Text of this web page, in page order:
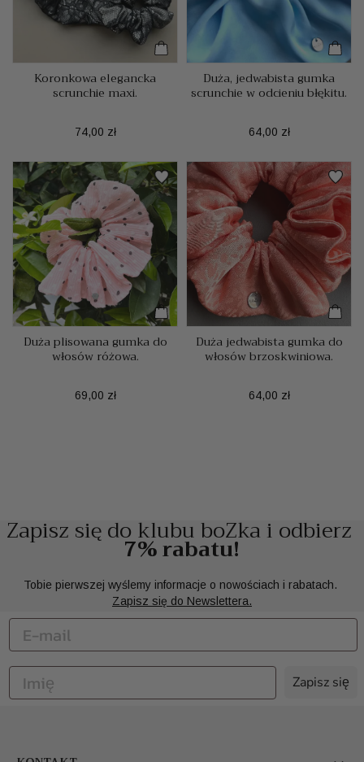
Koronkowa elegancka
scrunchie maxi.
Cena
74,00 zł
Duża, jedwabista gumka
scrunchie w odcieniu błękitu.
Cena
64,00 zł
Duża plisowana gumka do
włosów różowa.
Cena
69,00 zł
Duża jedwabista gumka do
włosów brzoskwiniowa.
Cena
64,00 zł
Zapisz się do klubu boZka i odbierz
7% rabatu!
Tobie pierwszej wyślemy informacje o nowościach i rabatach.
Zapisz się do Newslettera.
Zapisz się